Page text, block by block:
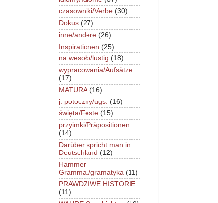
czasowniki/Verbe (30)
Dokus (27)
inne/andere (26)
Inspirationen (25)
na wesoło/lustig (18)
wypracowania/Aufsätze
(17)
MATURA (16)
j. potoczny/ugs. (16)
święta/Feste (15)
przyimki/Präpositionen
(14)
Darüber spricht man in
Deutschland (12)
Hammer
Gramma./gramatyka (11)
PRAWDZIWE HISTORIE
(11)